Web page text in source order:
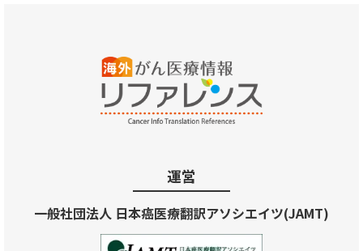
運営
一般社団法人 日本癌医療翻訳アソシエイツ(JAMT)